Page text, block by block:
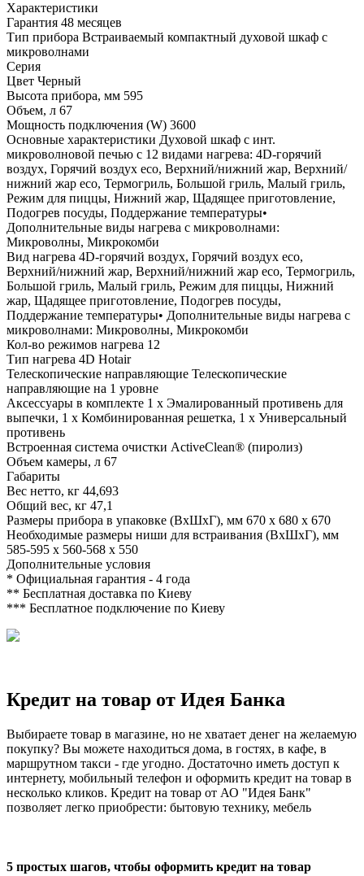
Xарактеристики
Гарантия 48 месяцев
Тип прибора Встраиваемый компактный духовой шкаф с
микроволнами
Серия
Цвет Черный
Высота прибора, мм 595
Объем, л 67
Мощность подключения (W) 3600
Основные характеристики Духовой шкаф с инт.
микроволновой печью с 12 видами нагрева: 4D-горячий
воздух, Горячий воздух eco, Верхний/нижний жар, Верхний/
нижний жар eco, Термогриль, Большой гриль, Малый гриль,
Режим для пиццы, Нижний жар, Щадящее приготовление,
Подогрев посуды, Поддержание температуры•
Дополнительные виды нагрева с микроволнами:
Микроволны, Микрокомби
Вид нагрева 4D-горячий воздух, Горячий воздух eco,
Верхний/нижний жар, Верхний/нижний жар eco, Термогриль,
Большой гриль, Малый гриль, Режим для пиццы, Нижний
жар, Щадящее приготовление, Подогрев посуды,
Поддержание температуры• Дополнительные виды нагрева с
микроволнами: Микроволны, Микрокомби
Кол-во режимов нагрева 12
Тип нагрева 4D Hotair
Телескопические направляющие Телескопические
направляющие на 1 уровне
Аксессуары в комплекте 1 x Эмалированный противень для
выпечки, 1 x Комбинированная решетка, 1 x Универсальный
противень
Встроенная система очистки ActiveClean® (пиролиз)
Объем камеры, л 67
Габариты
Вес нетто, кг 44,693
Общий вес, кг 47,1
Размеры прибора в упаковке (ВхШхГ), мм 670 x 680 x 670
Необходимые размеры ниши для встраивания (ВхШхГ), мм
585-595 x 560-568 x 550
Дополнительные условия
* Официальная гарантия - 4 года
** Бесплатная доставка по Киеву
*** Бесплатное подключение по Киеву
Кредит на товар от Идея Банка
Выбираете товар в магазине, но не хватает денег на желаемую
покупку? Вы можете находиться дома, в гостях, в кафе, в
маршрутном такси - где угодно. Достаточно иметь доступ к
интернету, мобильный телефон и оформить кредит на товар в
несколько кликов. Кредит на товар от АО "Идея Банк"
позволяет легко приобрести: бытовую технику, мебель
5 простых шагов, чтобы оформить кредит на товар